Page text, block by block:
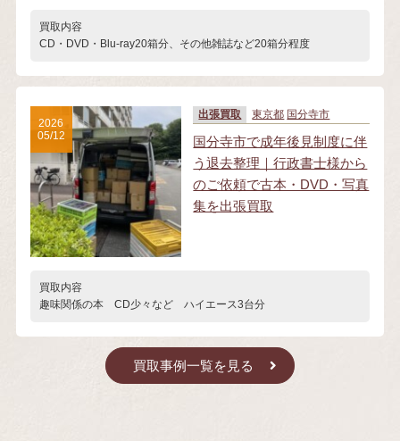
買取内容
CD・DVD・Blu-ray20箱分、その他雑誌など20箱分程度
出張買取 東京都 国分寺市
国分寺市で成年後見制度に伴
う退去整理｜行政書士様から
のご依頼で古本・DVD・写真
集を出張買取
買取内容
趣味関係の本 CD少々など ハイエース3台分
2026
05/12
買取事例一覧を見る